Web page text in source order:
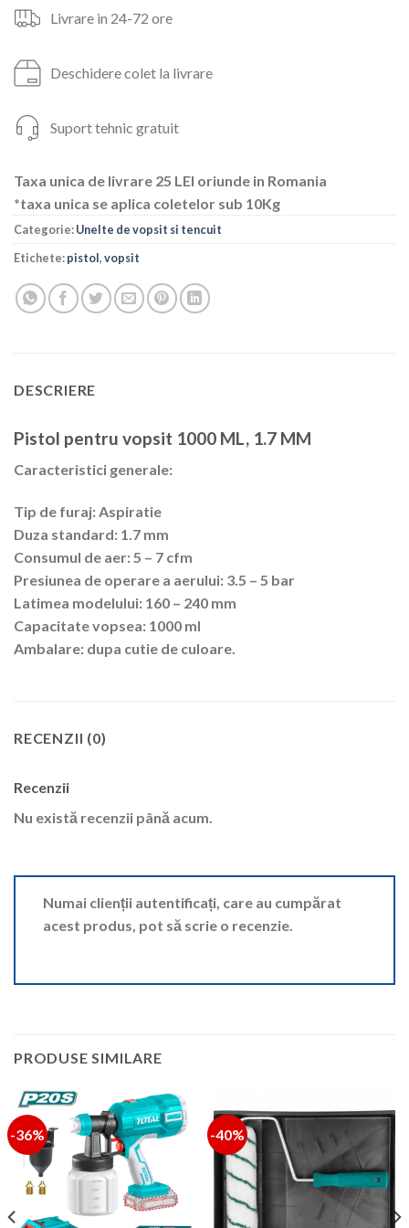
Livrare in 24-72 ore
Deschidere colet la livrare
Suport tehnic gratuit
Taxa unica de livrare 25 LEI oriunde in Romania
*taxa unica se aplica coletelor sub 10Kg
Categorie:Unelte de vopsit si tencuit
Etichete:pistol,vopsit
DESCRIERE
Pistol pentru vopsit 1000 ML, 1.7 MM
Caracteristici generale:
Tip de furaj: Aspiratie
Duza standard: 1.7 mm
Consumul de aer: 5 – 7 cfm
Presiunea de operare a aerului: 3.5 – 5 bar
Latimea modelului: 160 – 240 mm
Capacitate vopsea: 1000 ml
Ambalare: dupa cutie de culoare.
RECENZII (0)
Recenzii
Nu există recenzii până acum.
Numai clienții autentificați, care au cumpărat
acest produs, pot să scrie o recenzie.
PRODUSE SIMILARE
-36% -40%